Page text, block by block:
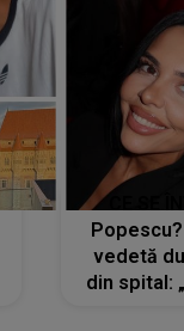
vedetă
din spital: